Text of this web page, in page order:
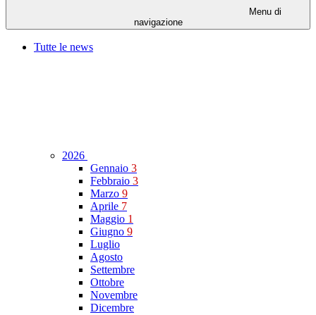
Menu di
navigazione
Tutte le news
2026
Gennaio 3
Febbraio 3
Marzo 9
Aprile 7
Maggio 1
Giugno 9
Luglio
Agosto
Settembre
Ottobre
Novembre
Dicembre